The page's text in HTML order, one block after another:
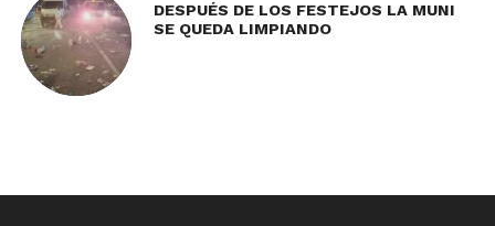
DESPUÉS DE LOS FESTEJOS LA MUNI
SE QUEDA LIMPIANDO